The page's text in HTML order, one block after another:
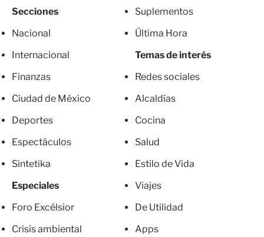
Secciones
Nacional
Internacional
Finanzas
Ciudad de México
Deportes
Espectáculos
Sintetika
Especiales
Foro Excélsior
Crisis ambiental
Suplementos
Última Hora
Temas de interés
Redes sociales
Alcaldías
Cocina
Salud
Estilo de Vida
Viajes
De Utilidad
Apps